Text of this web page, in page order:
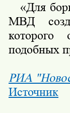
«Для
МВД
которого
подобных
РИА
Источник